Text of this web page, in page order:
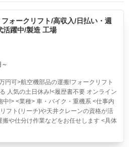
ォークリフト/高収入/日払い・週
活躍中/製造 工場
円可>航空機部品の運搬!フォークリフト
人気の土日休み!<履歴書不要 オンライン
!> <業種> 車・バイク・重機系 <仕事内
フト(リーチ)や天井クレーンの資格が活
や仕分け作業などをお任せします <具体